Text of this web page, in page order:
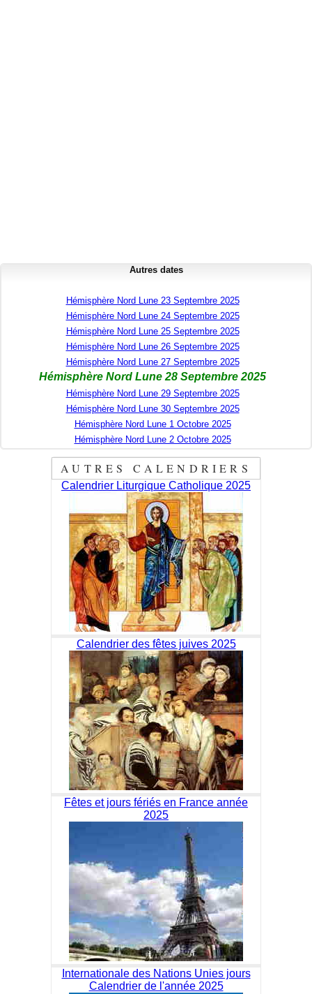
Autres dates
Hémisphère Nord Lune 23 Septembre 2025
Hémisphère Nord Lune 24 Septembre 2025
Hémisphère Nord Lune 25 Septembre 2025
Hémisphère Nord Lune 26 Septembre 2025
Hémisphère Nord Lune 27 Septembre 2025
Hémisphère Nord Lune 28 Septembre 2025
Hémisphère Nord Lune 29 Septembre 2025
Hémisphère Nord Lune 30 Septembre 2025
Hémisphère Nord Lune 1 Octobre 2025
Hémisphère Nord Lune 2 Octobre 2025
AUTRES CALENDRIERS
Calendrier Liturgique Catholique 2025
Calendrier des fêtes juives 2025
Fêtes et jours fériés en France année
2025
Internationale des Nations Unies jours
Calendrier de l'année 2025